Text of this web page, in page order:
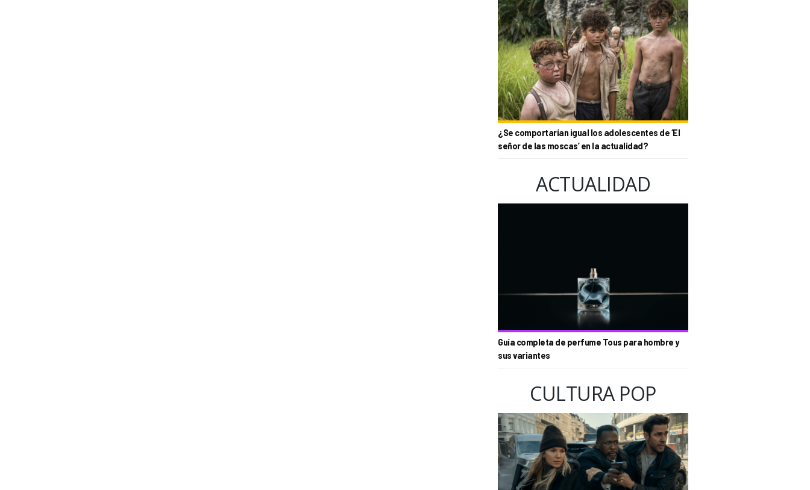
¿Se comportarían igual los adolescentes de ‘El
señor de las moscas’ en la actualidad?
ACTUALIDAD
Guía completa de perfume Tous para hombre y
sus variantes
CULTURA POP